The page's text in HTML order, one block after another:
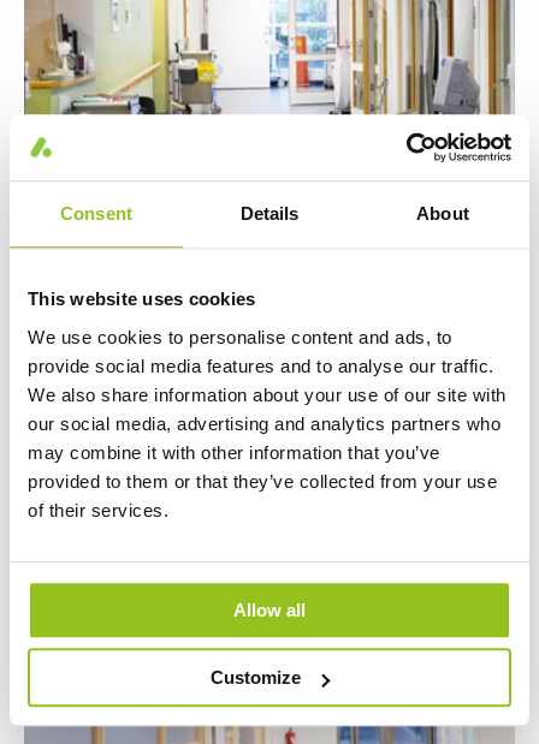
Consent Details About
This website uses cookies
We use cookies to personalise content and ads, to
provide social media features and to analyse our traffic.
We also share information about your use of our site with
our social media, advertising and analytics partners who
may combine it with other information that you’ve
provided to them or that they’ve collected from your use
of their services.
Allow all
Customize
spesialdesignede kontrollpaneler til
akuttmottaket